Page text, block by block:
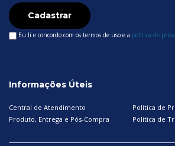
Informações Úteis
Central de Atendimento
Política de
Produto, Entrega e Pós-Compra
Política de
Cadastrar
Eu li e concordo com os termos de uso e a política de